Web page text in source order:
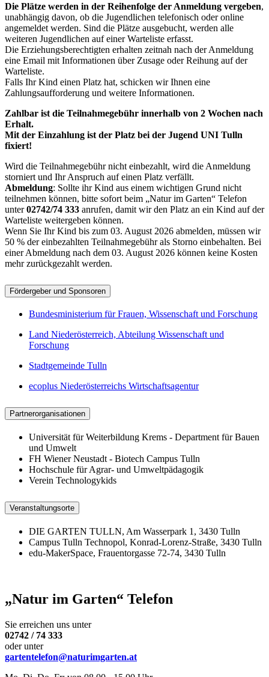
Die Plätze werden in der Reihenfolge der Anmeldung vergeben,
unabhängig davon, ob die Jugendlichen telefonisch oder online
angemeldet werden. Sind die Plätze ausgebucht, werden alle
weiteren Jugendlichen auf einer Warteliste erfasst.
Die Erziehungsberechtigten erhalten zeitnah nach der Anmeldung
eine Email mit Informationen über Zusage oder Reihung auf der
Warteliste.
Falls Ihr Kind einen Platz hat, schicken wir Ihnen eine
Zahlungsaufforderung und weitere Informationen.
Zahlbar ist die Teilnahmegebühr innerhalb von 2 Wochen nach
Erhalt.
Mit der Einzahlung ist der Platz bei der Jugend UNI Tulln
fixiert!
Wird die Teilnahmegebühr nicht einbezahlt, wird die Anmeldung
storniert und Ihr Anspruch auf einen Platz verfällt.
Abmeldung: Sollte ihr Kind aus einem wichtigen Grund nicht
teilnehmen können, bitte sofort beim „Natur im Garten“ Telefon
unter02742/74 333 anrufen, damit wir den Platz an ein Kind auf der
Warteliste weitergeben können.
Wenn Sie Ihr Kind bis zum 03. August 2026 abmelden, müssen wir
50 % der einbezahlten Teilnahmegebühr als Storno einbehalten. Bei
einer Abmeldung nach dem 03. August 2026 können keine Kosten
mehr zurückgezahlt werden.
Fördergeber und Sponsoren
Bundesministerium für Frauen, Wissenschaft und Forschung
Land Niederösterreich, Abteilung Wissenschaft und
Forschung
Stadtgemeinde Tulln
ecoplus Niederösterreichs Wirtschaftsagentur
Partnerorganisationen
Universität für Weiterbildung Krems - Department für Bauen
und Umwelt
FH Wiener Neustadt - Biotech Campus Tulln
Hochschule für Agrar- und Umweltpädagogik
Verein Technologykids
Veranstaltungsorte
DIE GARTEN TULLN, Am Wasserpark 1, 3430 Tulln
Campus Tulln Technopol, Konrad-Lorenz-Straße, 3430 Tulln
edu-MakerSpace, Frauentorgasse 72-74, 3430 Tulln
„Natur im Garten“ Telefon
Sie erreichen uns unter
02742 / 74 333
oder unter
gartentelefon@naturimgarten.at